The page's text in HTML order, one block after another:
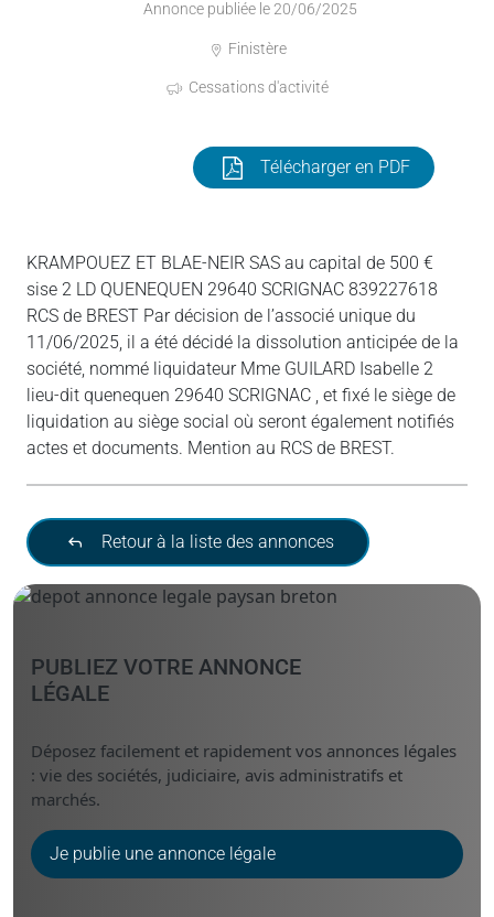
Annonce publiée le 20/06/2025
Finistère
Cessations d'activité
Télécharger en PDF
KRAMPOUEZ ET BLAE-NEIR SAS au capital de 500 €
sise 2 LD QUENEQUEN 29640 SCRIGNAC 839227618
RCS de BREST Par décision de l’associé unique du
11/06/2025, il a été décidé la dissolution anticipée de la
société, nommé liquidateur Mme GUILARD Isabelle 2
lieu-dit quenequen 29640 SCRIGNAC , et fixé le siège de
liquidation au siège social où seront également notifiés
actes et documents. Mention au RCS de BREST.
Retour à la liste des annonces
PUBLIEZ VOTRE ANNONCE
LÉGALE
Déposez facilement et rapidement vos annonces légales
: vie des sociétés, judiciaire, avis administratifs et
marchés.
Je publie une annonce légale